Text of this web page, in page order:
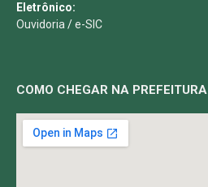
Eletrônico:
Ouvidoria /e-SIC
COMO CHEGAR NA PREFEITURA